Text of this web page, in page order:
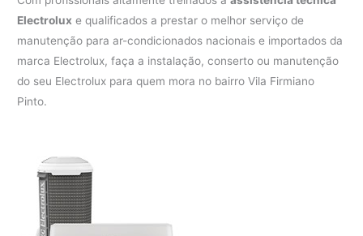
Electrolux e qualificados a prestar o melhor serviço de
manutenção para ar-condicionados nacionais e importados da
marca Electrolux, faça a instalação, conserto ou manutenção
do seu Electrolux para quem mora no bairro Vila Firmiano
Pinto.